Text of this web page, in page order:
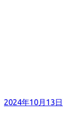
2024年10月13日